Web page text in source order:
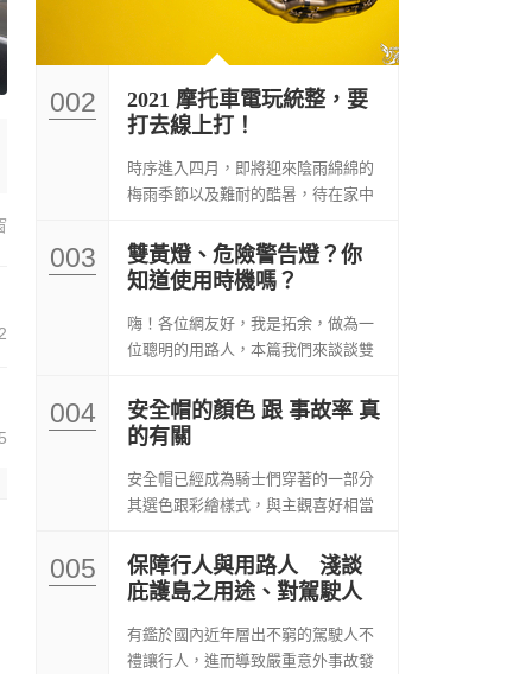
002
2021 摩托車電玩統整，要
打去線上打！
時序進入四月，即將迎來陰雨綿綿的
梅雨季節以及難耐的酷暑，待在家中
003
雙黃燈、危險警告燈？你
知道使用時機嗎？
嗨！各位網友好，我是拓余，做為一
位聰明的用路人，本篇我們來談談雙
004
安全帽的顏色 跟 事故率 真
的有關
安全帽已經成為騎士們穿著的一部分
其選色跟彩繪樣式，與主觀喜好相當
005
保障行人與用路人 淺談
庇護島之用途、對駕駛人
有鑑於國內近年層出不窮的駕駛人不
禮讓行人，進而導致嚴重意外事故發